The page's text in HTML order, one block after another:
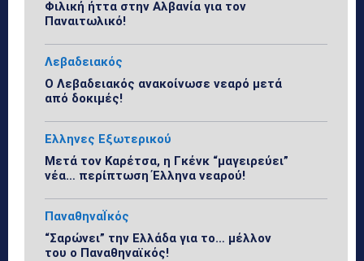
Φιλική ήττα στην Αλβανία για τον
Παναιτωλικό!
Λεβαδειακός
Ο Λεβαδειακός ανακοίνωσε νεαρό μετά
από δοκιμές!
Ελληνες Εξωτερικού
Μετά τον Καρέτσα, η Γκένκ “μαγειρεύει”
νέα… περίπτωση Έλληνα νεαρού!
ΠαναθηναΪκός
“Σαρώνει” την Ελλάδα για το… μέλλον
του ο Παναθηναϊκός!